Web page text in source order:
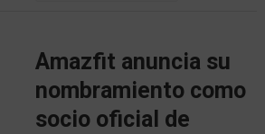
Amazfit anuncia su
nombramiento como
socio oficial de